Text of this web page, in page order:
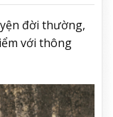
đời thường,
với thông